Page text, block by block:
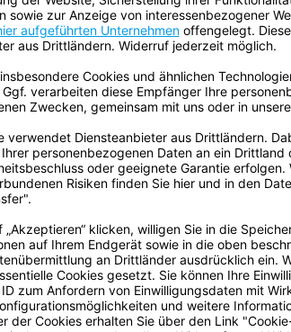
wurde in
und Dermatologen
trockenen, rissigen Haut
führt.
mit sehr trockener,
Beurteilung eine
einer Woche